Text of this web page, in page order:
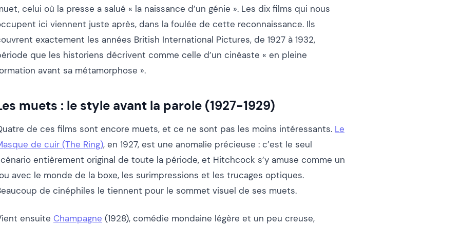
celui où la presse a salué « la naissance d’un génie ». Les dix films qui nous
ici viennent juste après, dans la foulée de cette reconnaissance. Ils
exactement les années British International Pictures, de 1927 à 1932,
que les historiens décrivent comme celle d’un cinéaste « en pleine
avant sa métamorphose ».
muets : le style avant la parole (1927-1929)
de ces films sont encore muets, et ce ne sont pas les moins intéressants. Le
de cuir (The Ring), en 1927, est une anomalie précieuse : c’est le seul
entièrement original de toute la période, et Hitchcock s’y amuse comme un
avec le monde de la boxe, les surimpressions et les trucages optiques.
de cinéphiles le tiennent pour le sommet visuel de ses muets.
ensuite Champagne (1928), comédie mondaine légère et un peu creuse,